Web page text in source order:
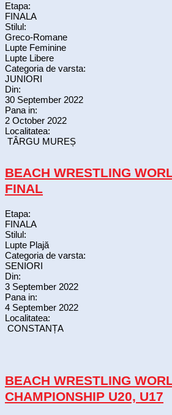
Etapa:
FINALA
Stilul:
Greco-Romane
Lupte Feminine
Lupte Libere
Categoria de varsta:
JUNIORI
Din:
30 September 2022
Pana in:
2 October 2022
Localitatea:
TÂRGU MUREȘ
BEACH WRESTLING
FINAL
Etapa:
FINALA
Stilul:
Lupte Plajă
Categoria de varsta:
SENIORI
Din:
3 September 2022
Pana in:
4 September 2022
Localitatea:
CONSTANȚA
BEACH WRESTLING
CHAMPIONSHIP U20, U17